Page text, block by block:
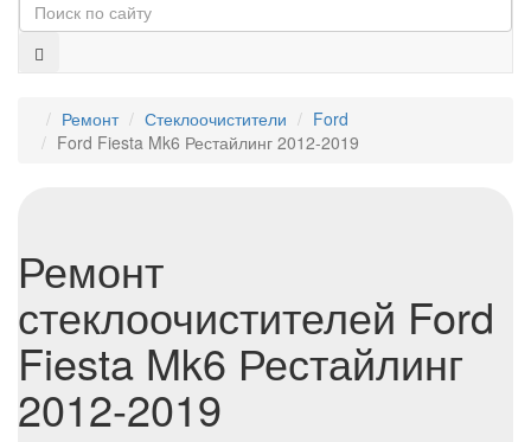
Ремонт Стеклоочистители
Ford
Ford Fiesta Mk6 Рестайлинг 2012-2019
Ремонт
стеклоочистителей Ford
Fiesta Mk6 Рестайлинг
2012-2019